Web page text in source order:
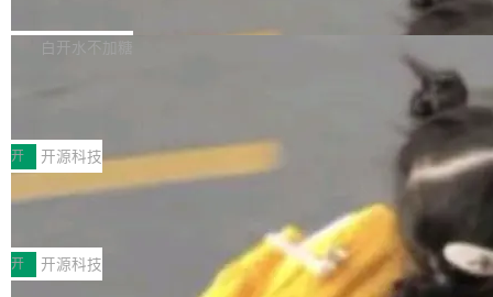
库，并将作为transport接入Mooncake TENT。
MPComm将作为一种传输引擎接入Mooncake T
ENT，实现零拷贝传输性能提升30%、非零拷贝
传输性能最高提升5倍。UCL-MPComm底层基
于自研UCL-Engine通信引擎，后续腾讯网平将
持续开源更多基于UCL-Engine的高性能通信组
件。 腾讯网平团队在UCL-MPComm中实现了一
白开水不加糖
型案例入选名单》，深信服“面向企业研发场景的
开源 AI 编程平台 CoStrict 应用”凭借卓越的技术
创新与落地成效成功入选。 全链路私有化部署，
助力企业AI研发安全落地 当前，越来越多企业已
经开始引入 AI Coding 工具，通过调用公有云模
型或企业内部部署模型提升研发效率。但随着 AI
开 开源科技
深信服AI算力网关入选工信部人工智能
前不久，工业和信息化部正式发布《2025年人工
智能应用典型案例名单》，集中展示人工智能在
各领域的应用成果，覆盖技术底座、行业赋能、
开 开源科技